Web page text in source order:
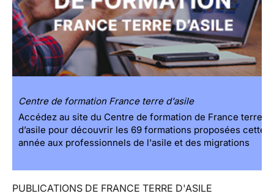
Centre de formation France terre d'asile
Accédez au site du Centre de formation de France terre
d’asile pour découvrir les 69 formations proposées cette
année aux professionnels de l'asile et des migrations
PUBLICATIONS DE FRANCE TERRE D'ASILE